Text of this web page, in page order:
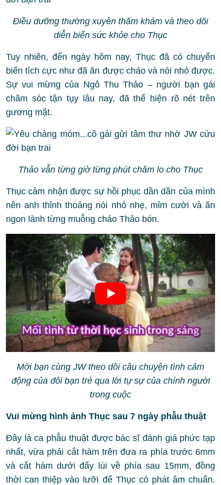
Điều dưỡng thường xuyên thăm khám và theo dõi
diễn biến sức khỏe cho Thục
Tuy nhiên, đến ngày hôm nay, Thục đã có chuyển
biến tích cực như đã ăn được cháo và nói nhỏ được.
Sự vui mừng của Ngô Thu Thảo – người bạn gái
chăm sóc tận tụy lâu nay, đã thể hiện rõ nét trên
gương mặt.
Thảo vẫn từng giờ từng phút chăm lo cho Thục
Thục cảm nhận được sự hồi phục dần dần của mình
nên anh thỉnh thoảng nói nhỏ nhẹ, mỉm cười và ăn
ngon lành từng muỗng cháo Thảo bón.
Mời bạn cùng JW theo dõi câu chuyện tình cảm
động của đôi bạn trẻ qua lời tự sự của chính người
trong cuộc
Vui mừng hình ảnh Thục sau 7 ngày phẫu thuật
Đây là ca phẫu thuật được bác sĩ đánh giá phức tạp
nhất, vừa phải cắt hàm trên đưa ra phía trước 6mm
và cắt hàm dưới đẩy lùi về phía sau 15mm, đồng
thời can thiệp vào lưỡi để Thục có phát âm chuẩn.